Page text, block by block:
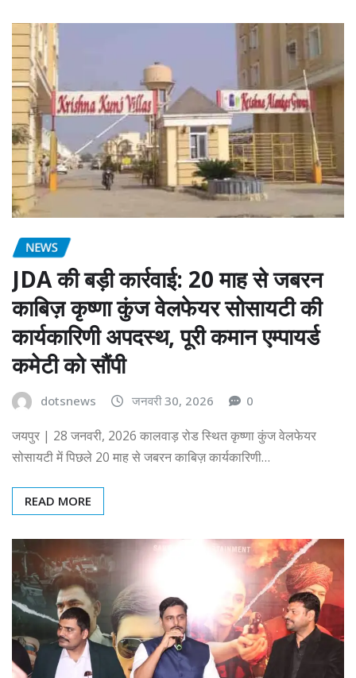
NEWS
JDA की बड़ी कार्रवाई: 20 माह से जबरन
काबिज़ कृष्णा कुंज वेलफेयर सोसायटी की
कार्यकारिणी अपदस्थ, पूरी कमान एम्पायर्ड
कमेटी को सौंपी
dotsnews जनवरी 30, 2026 0
जयपुर | 28 जनवरी, 2026 कालवाड़ रोड स्थित कृष्णा कुंज वेलफेयर
सोसायटी में पिछले 20 माह से जबरन काबिज़ कार्यकारिणी…
READ MORE